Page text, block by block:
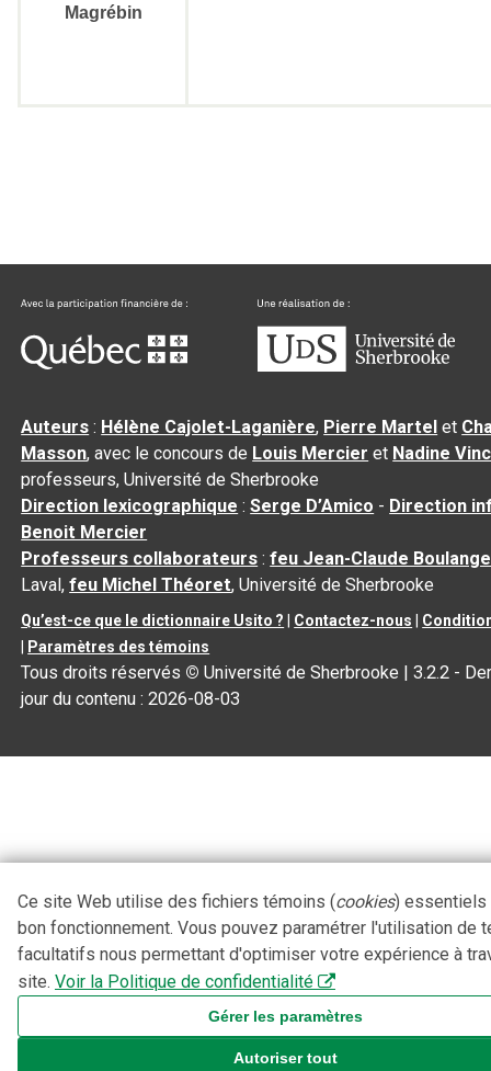
Magrébin
Auteurs : Hélène Cajolet-Laganière, Pierre Martel et
Masson, avec le concours de Louis Mercier et Nadine
professeurs, Université de Sherbrooke
Direction lexicographique :Serge D’Amico - Direction
Benoit Mercier
Professeurs collaborateurs :feu Jean-Claude
Laval,feu Michel Théoret, Université de Sherbrooke
Qu’est-ce que le dictionnaire Usito ? Contactez-nous
Paramètres des témoins
Tous droits réservés © Université de Sherbrooke |3.2.2 -
jour du contenu :2026-08-03
Ce site Web utilise des fichiers témoins (cookies) essentiels
bon fonctionnement. Vous pouvez paramétrer l'utilisation de
facultatifs nous permettant d'optimiser votre expérience à
site. Voir la Politique de confidentialité
Gérer les paramètres
Autoriser tout